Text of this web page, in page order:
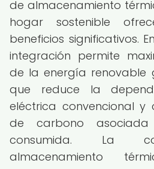
de almacenamiento
hogar sostenible
beneficios significativos.
integración permite
de la energía renovable
que reduce la
eléctrica convencional y
de carbono
consumida. La
almacenamiento